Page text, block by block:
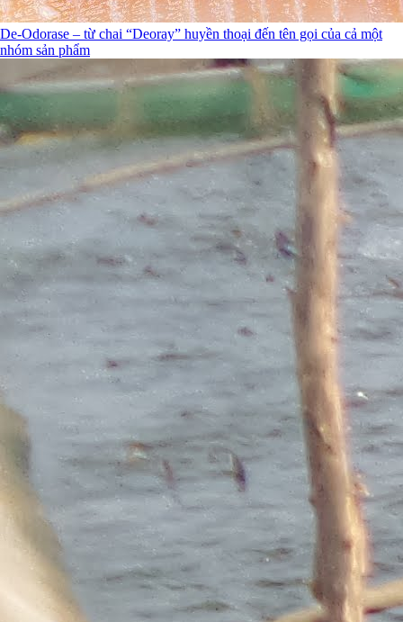
De-Odorase – từ chai “Deoray” huyền thoại đến tên gọi của cả một
nhóm sản phẩm